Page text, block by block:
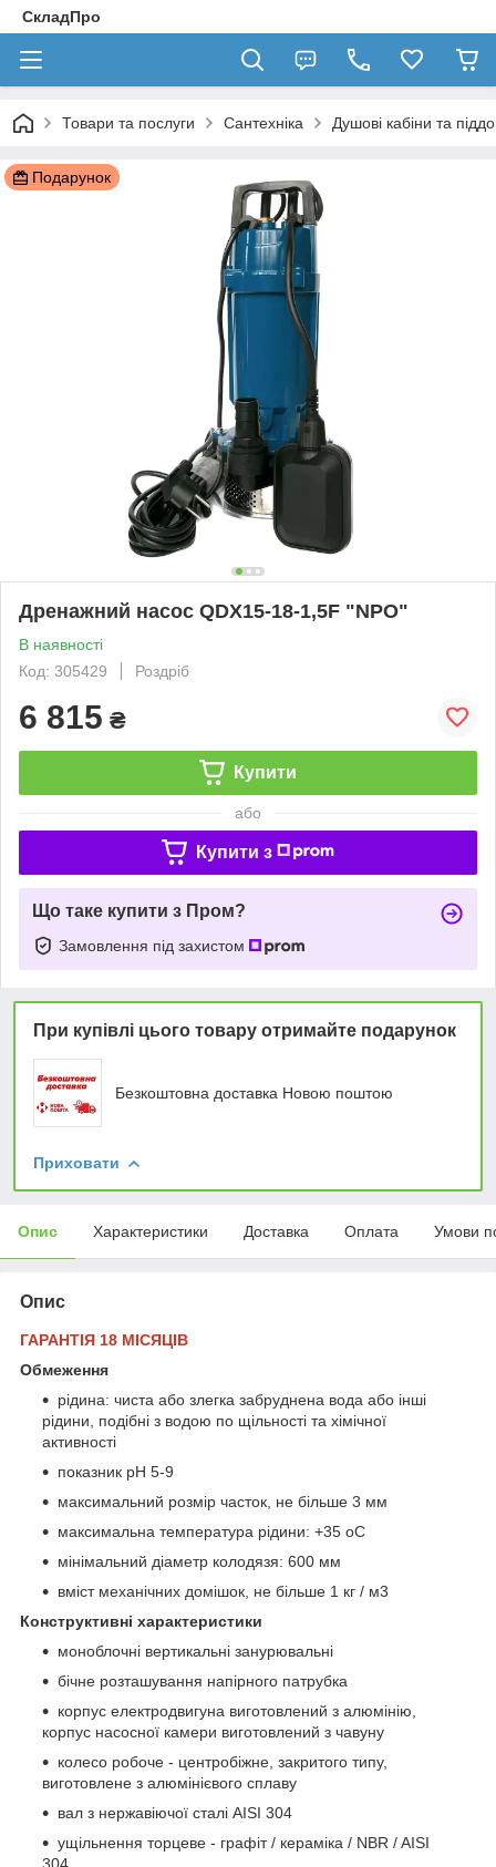
СкладПро
Товари та послуги Сантехніка Душові кабіни та
Подарунок
Дренажний насос QDX15-18-1,5F "NPO"
В наявності
Код: 305429
Роздріб
6 815 ₴
Купити
або
Купити з
Що таке купити з Пром?
Замовлення під захистом
При купівлі цього товару отримайте подарунок
Безкоштовна доставка Новою поштою
Приховати
Опис Характеристики Доставка Оплата Умови
Опис
ГАРАНТІЯ 18 МІСЯЦІВ
Обмеження
рідина: чиста або злегка забруднена вода або інші
рідини, подібні з водою по щільності та хімічної
активності
показник pH 5-9
максимальний розмір часток, не більше 3 мм
максимальна температура рідини: +35 oC
мінімальний діаметр колодязя: 600 мм
вміст механічних домішок, не більше 1 кг / м3
Конструктивні характеристики
моноблочні вертикальні занурювальні
бічне розташування напірного патрубка
корпус електродвигуна виготовлений з алюмінію,
корпус насосної камери виготовлений з чавуну
колесо робоче - центробіжне, закритого типу,
виготовлене з алюмінієвого сплаву
вал з нержавіючої сталі AISI 304
ущільнення торцеве - графіт / кераміка / NBR / AISI
304